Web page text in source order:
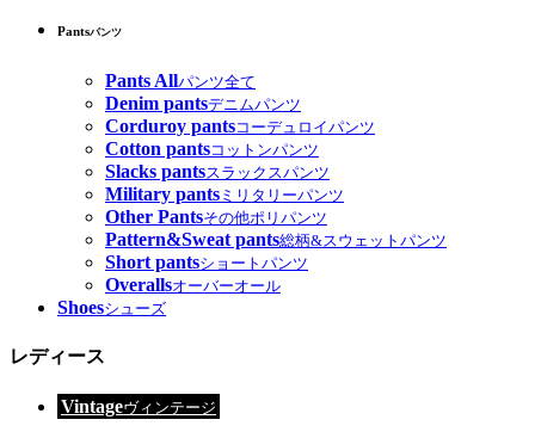
Pantsパンツ
Pants Allパンツ全て
Denim pantsデニムパンツ
Corduroy pantsコーデュロイパンツ
Cotton pantsコットンパンツ
Slacks pantsスラックスパンツ
Military pants ミリタリーパンツ
Other Pantsその他ポリパンツ
Pattern&Sweat pants総柄&スウェットパンツ
Short pantsショートパンツ
Overallsオーバーオール
Shoesシューズ
レディース
Vintageヴィンテージ